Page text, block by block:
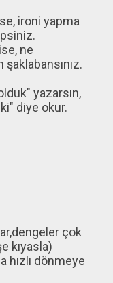
ironi yapma
ne
şaklabansınız.
yazarsın,
diye okur.
çok
kıyasla)
hızlı dönmeye